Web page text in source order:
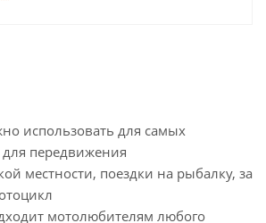
использовать для самых
передвижения
местности, поездки на рыбалку, за
мотолюбителям любого